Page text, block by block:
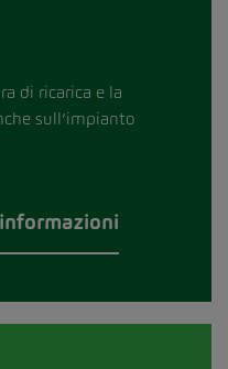
di ricarica e la
sull’impianto